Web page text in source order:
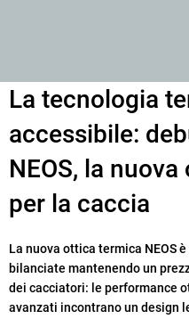
La tecnologia
accessibile:
NEOS, la
per la caccia
La nuova ottica termica NEOS
bilanciate mantenendo un
dei cacciatori: le performance
avanzati incontrano un design